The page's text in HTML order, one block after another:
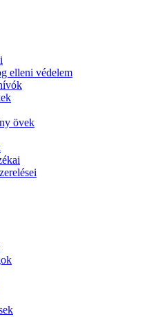
elleni védelem
övek